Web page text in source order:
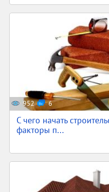
952 6
С чего начать
факторы п...